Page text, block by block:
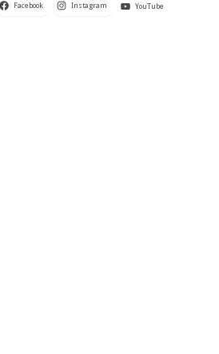
Facebook Instagram YouTube